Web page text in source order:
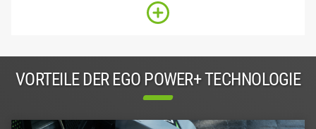
VORTEILE DER EGO POWER+ TECHNOLOGIE